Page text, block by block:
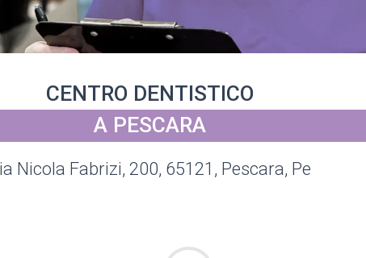
CENTRO DENTISTICO
A PESCARA
Nicola Fabrizi, 200, 65121, Pescara, Pe